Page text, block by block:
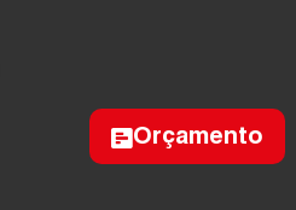
Orçamento